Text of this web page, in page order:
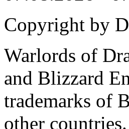
Copyright by
Warlords of
and Blizzard
trademarks of
other countries.